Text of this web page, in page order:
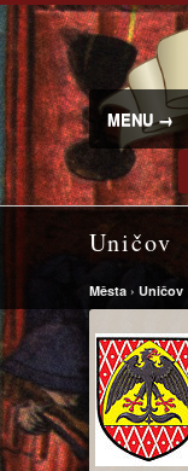
MENU →
Uničov
Města › Uničov